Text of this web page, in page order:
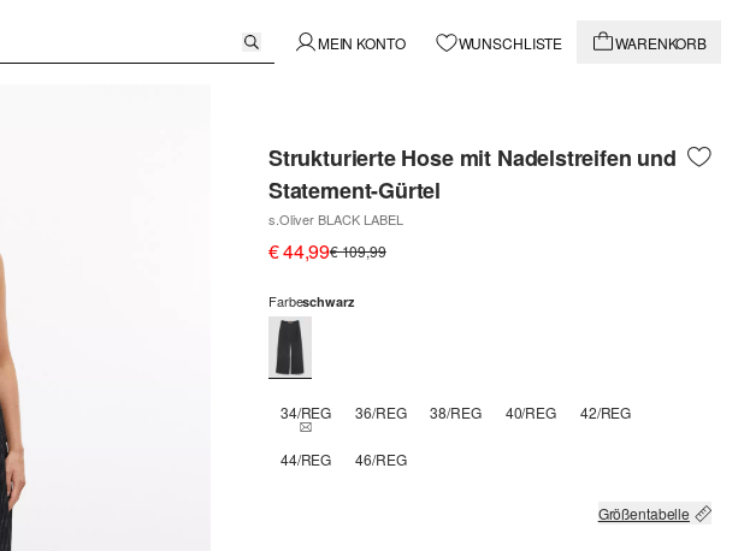
MEIN KONTO WUNSCHLISTE WARENKORB
Strukturierte Hose mit Nadelstreifen und
Statement-Gürtel
s.Oliver BLACK LABEL
€ 44,99€ 109,99
Farbeschwarz
34/REGTHIS SIZE IS CURRENTLY OUT OF STOCK
36/REG 38/REG 40/REG 42/REG
44/REG 46/REG
Größentabelle